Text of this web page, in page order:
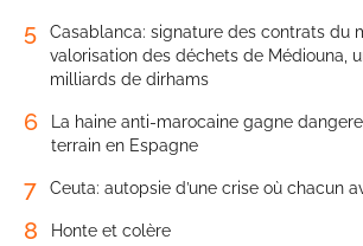
5
Casablanca: signature des contrats du
valorisation des déchets de Médiouna,
milliards de dirhams
6
La haine anti-marocaine gagne
terrain en Espagne
7 Ceuta: autopsie d’une crise où chacun
8 Honte et colère